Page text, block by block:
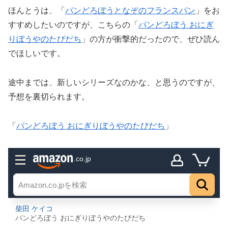
ほんとうは、「 パンどろぼうとなぞのフランスパン 」をお
すすめしたいのですが、こちらの「 パンどろぼう おにぎ
りぼうやのたびだち 」の方が衝撃的だったので、ぜひ読ん
でほしいです。
途中までは、新しいシリーズなのかな、と思うのですが、
予想を裏切られます。
「 パンどろぼう おにぎりぼうやのたびだち 」